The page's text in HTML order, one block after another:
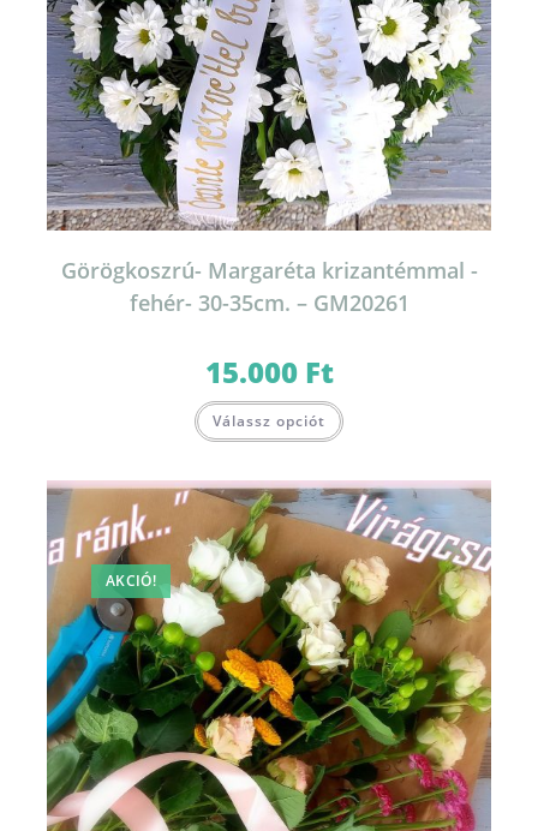
Görögkoszrú- Margaréta krizantémmal -
fehér- 30-35cm. – GM20261
15.000 Ft
Válassz opciót
AKCIÓ!